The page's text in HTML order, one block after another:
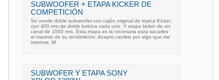
SUBWOOFER + ETAPA KICKER DE
COMPETICIÓN
Se vende doble subwoofer con cajón original de marca Kicker,
con 400 rms de doble bobina cada uno. Y etapa kicker de un
canal de 1000 rms. Esta etapa es la necesaria para sacarles
el maximo de su rendimiento. Acepto cambio por algo que me
interese. M
SUBWOFER Y ETAPA SONY